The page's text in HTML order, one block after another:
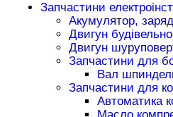
Запчастини
Акумулятор,
Двигун
Двигун
Запчастини для
Вал
Запчастини для
Автоматика